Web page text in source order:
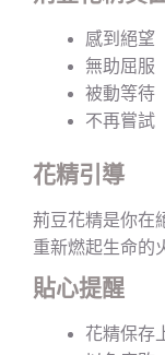
感到絕望
無助屈服
被動等待
不再嘗試
花精引導
荊豆花精是你在
重新燃起生命的
貼心提醒
花精保存